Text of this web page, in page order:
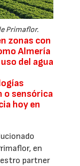
Primaflor.
zonas con
Almería
del agua
o sensórica
hoy en
en
partner